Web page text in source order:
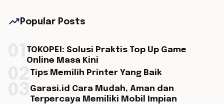
trending_up Popular Posts
TOKOPEI: Solusi Praktis Top Up Game
Online Masa Kini
Tips Memilih Printer Yang Baik
Garasi.id Cara Mudah, Aman dan
Terpercaya Memiliki Mobil Impian